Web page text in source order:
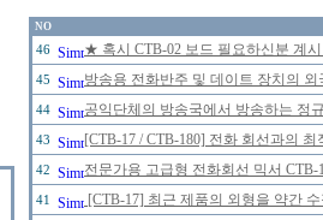
NO
46 ★ 혹시 CTB-02 보드 필요하신분 계
45 방송용 전화반주 및 데이트 장치의
44 공익단체의 방송국에서 방송하는 정
43 [CTB-17 / CTB-180] 전화 회선과의
42 전문가용 고급형 전화회선 믹서
41 [CTB-17] 최근 제품의 외형을 약간